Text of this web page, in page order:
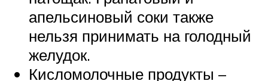
апельсиновый соки также
нельзя принимать на голодный
желудок.
Кисломолочные продукты –